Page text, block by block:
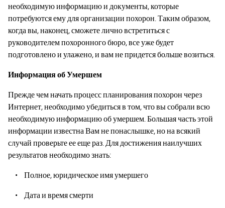
необходимую информацию и документы, которые
потребуются ему для организации похорон. Таким образом,
когда вы, наконец, сможете лично встретиться с
руководителем похоронного бюро, все уже будет
подготовлено и улажено, и вам не придется больше возиться.
Информация об Умершем
Прежде чем начать процесс планирования похорон через
Интернет, необходимо убедиться в том, что вы собрали всю
необходимую информацию об умершем. Большая часть этой
информации известна Вам не понаслышке, но на всякий
случай проверьте ее еще раз. Для достижения наилучших
результатов необходимо знать:
Полное, юридическое имя умершего
Дата и время смерти